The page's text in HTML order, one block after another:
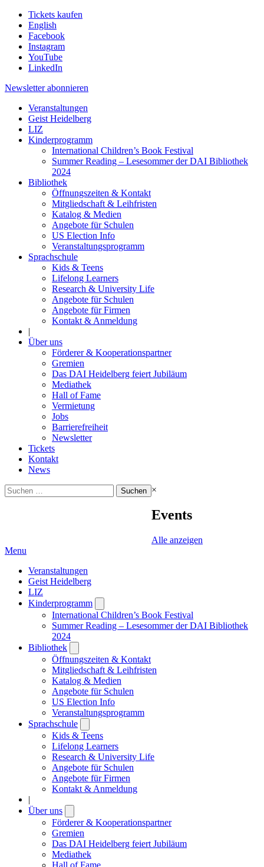
Tickets kaufen
English
Facebook
Instagram
YouTube
LinkedIn
Newsletter abonnieren
Veranstaltungen
Geist Heidelberg
LIZ
Kinderprogramm
International Children’s Book Festival
Summer Reading – Lesesommer der DAI Bibliothek
2024
Bibliothek
Öffnungszeiten & Kontakt
Mitgliedschaft & Leihfristen
Katalog & Medien
Angebote für Schulen
US Election Info
Veranstaltungsprogramm
Sprachschule
Kids & Teens
Lifelong Learners
Research & University Life
Angebote für Schulen
Angebote für Firmen
Kontakt & Anmeldung
|
Über uns
Förderer & Kooperationspartner
Gremien
Das DAI Heidelberg feiert Jubiläum
Mediathek
Hall of Fame
Vermietung
Jobs
Barrierefreiheit
Newsletter
Tickets
Kontakt
News
Suchen
nach:
×
Events
Alle anzeigen
Menu
Veranstaltungen
Geist Heidelberg
LIZ
Kinderprogramm
submenu
International Children’s Book Festival
Summer Reading – Lesesommer der DAI Bibliothek
2024
Bibliothek
submenu
Öffnungszeiten & Kontakt
Mitgliedschaft & Leihfristen
Katalog & Medien
Angebote für Schulen
US Election Info
Veranstaltungsprogramm
Sprachschule
submenu
Kids & Teens
Lifelong Learners
Research & University Life
Angebote für Schulen
Angebote für Firmen
Kontakt & Anmeldung
|
Über uns
submenu
Förderer & Kooperationspartner
Gremien
Das DAI Heidelberg feiert Jubiläum
Mediathek
Hall of Fame